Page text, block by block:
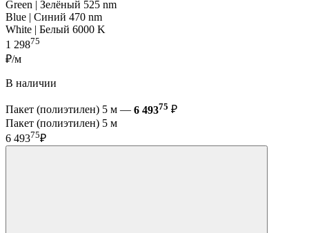
Green | Зелёный 525 nm
Blue | Синий 470 nm
White | Белый 6000 K
1 29875
₽/м
В наличии
Пакет (полиэтилен) 5 м — 6 49375 ₽
Пакет (полиэтилен) 5 м
6 49375₽